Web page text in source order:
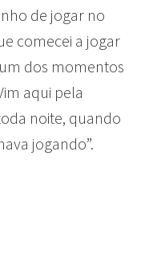
de jogar no
comecei a jogar
dos momentos
aqui pela
noite, quando
jogando”.